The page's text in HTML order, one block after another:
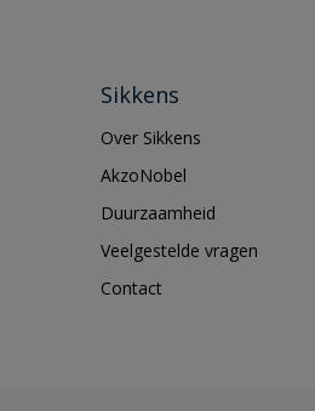
Sikkens
Over Sikkens
AkzoNobel
Duurzaamheid
Veelgestelde vragen
Contact